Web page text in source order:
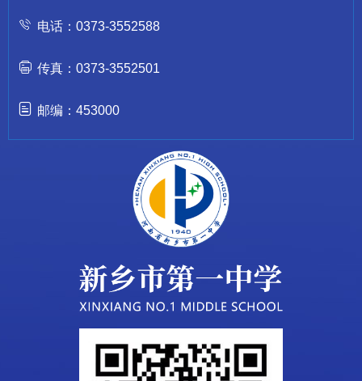
电话：0373-3552588
传真：0373-3552501
邮编：453000